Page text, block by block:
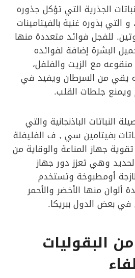
الجذرية التي تؤكل جذوره
و التي بذوره غنية بالفيتامينات
للفجل فوائد متعددة منها
البشرة إضافة لفوائده
مع الزيت والفلفل،
يقي من السرطان ويفيد في
جلطات القلب.
النباتات الباذنجانية والتي
بفيتامين سي , ف الفليفلة
جهاز المناعة والوقاية من
وهي تعزز دور جهاز
أومطبوخة وتستخدم
ألوان منها الأخضر والأحمر
بعض الدول ببريكا.
البقوليات